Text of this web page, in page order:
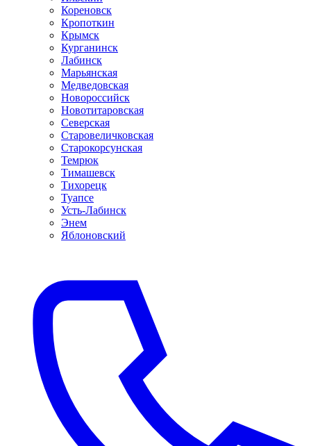
Кореновск
Кропоткин
Крымск
Курганинск
Лабинск
Марьянская
Медведовская
Новороссийск
Новотитаровская
Северская
Старовеличковская
Старокорсунская
Темрюк
Тимашевск
Тихорецк
Туапсе
Усть-Лабинск
Энем
Яблоновский